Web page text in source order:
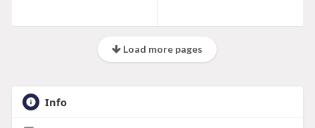
Load more pages
Info